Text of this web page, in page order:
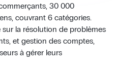
30 000
couvrant 6 catégories.
la résolution de problèmes
et gestion des comptes,
à gérer leurs